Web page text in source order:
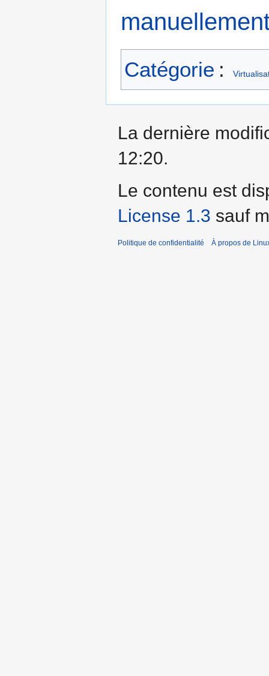
Catégorie :
La dernière
12:20.
Le contenu est
License 1.3 sauf
Politique de confidentialité À propos de